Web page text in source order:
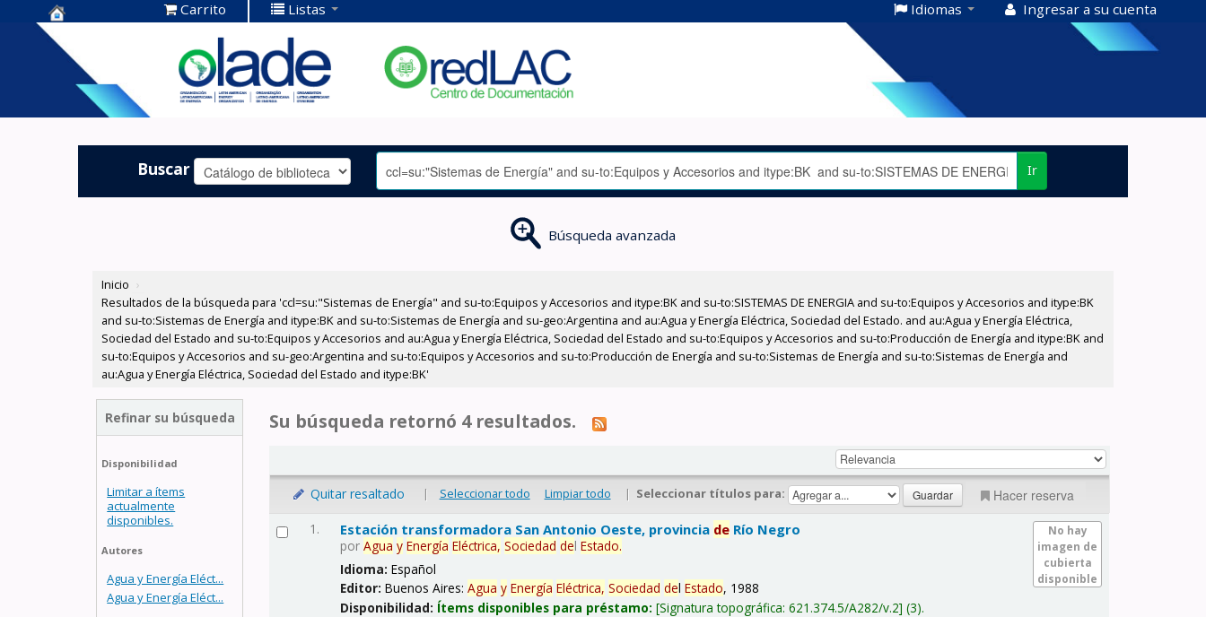
Centro de
Documentación
OLADE -
Carrito Listas Idiomas Ingresar a su cuenta
Buscar Ir
Búsqueda avanzada
Inicio ›
Resultados de la búsqueda para 'ccl=su:"Sistemas de Energía" and su-to:Equipos y Accesorios and itype:BK and su-to:SISTEMAS DE ENERGIA and su-to:Equipos y Accesorios and itype:BK
and su-to:Sistemas de Energía and itype:BK and su-to:Sistemas de Energía and su-geo:Argentina and au:Agua y Energía Eléctrica, Sociedad del Estado. and au:Agua y Energía Eléctrica,
Sociedad del Estado and su-to:Equipos y Accesorios and au:Agua y Energía Eléctrica, Sociedad del Estado and su-to:Equipos y Accesorios and su-to:Producción de Energía and itype:BK and
su-to:Equipos y Accesorios and su-geo:Argentina and su-to:Equipos y Accesorios and su-to:Producción de Energía and su-to:Sistemas de Energía and su-to:Sistemas de Energía and
au:Agua y Energía Eléctrica, Sociedad del Estado and itype:BK'
Refinar su búsqueda
Disponibilidad
Limitar a ítems
actualmente
disponibles.
Autores
Agua y Energía Eléct...
Agua y Energía Eléct...
Su búsqueda retornó 4 resultados.
Quitar resaltado | Seleccionar todo Limpiar todo | Seleccionar títulos para: Hacer reserva
1.
No hay
imagen de
cubierta
disponible
Estación transformadora San Antonio Oeste, provincia de Río Negro
porAgua y Energía Eléctrica, Sociedad delEstado.
Idioma:Español
Editor:Buenos Aires:Agua y Energía Eléctrica, Sociedad delEstado, 1988
Disponibilidad: Ítems disponibles para préstamo: Signatura topográfica:621.374.5/A282/v.2 (3).